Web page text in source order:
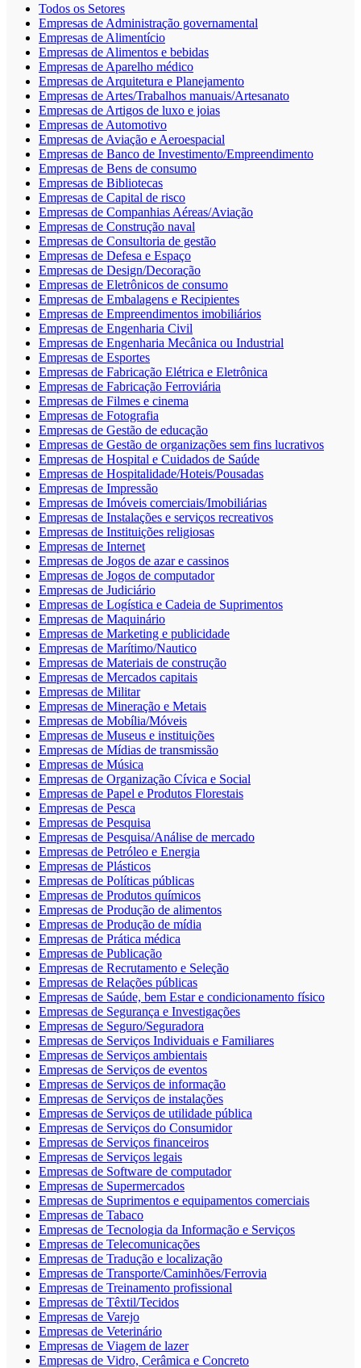
Todos os Setores
Empresas de Administração governamental
Empresas de Alimentício
Empresas de Alimentos e bebidas
Empresas de Aparelho médico
Empresas de Arquitetura e Planejamento
Empresas de Artes/Trabalhos manuais/Artesanato
Empresas de Artigos de luxo e joias
Empresas de Automotivo
Empresas de Aviação e Aeroespacial
Empresas de Banco de Investimento/Empreendimento
Empresas de Bens de consumo
Empresas de Bibliotecas
Empresas de Capital de risco
Empresas de Companhias Aéreas/Aviação
Empresas de Construção naval
Empresas de Consultoria de gestão
Empresas de Defesa e Espaço
Empresas de Design/Decoração
Empresas de Eletrônicos de consumo
Empresas de Embalagens e Recipientes
Empresas de Empreendimentos imobiliários
Empresas de Engenharia Civil
Empresas de Engenharia Mecânica ou Industrial
Empresas de Esportes
Empresas de Fabricação Elétrica e Eletrônica
Empresas de Fabricação Ferroviária
Empresas de Filmes e cinema
Empresas de Fotografia
Empresas de Gestão de educação
Empresas de Gestão de organizações sem fins lucrativos
Empresas de Hospital e Cuidados de Saúde
Empresas de Hospitalidade/Hoteis/Pousadas
Empresas de Impressão
Empresas de Imóveis comerciais/Imobiliárias
Empresas de Instalações e serviços recreativos
Empresas de Instituições religiosas
Empresas de Internet
Empresas de Jogos de azar e cassinos
Empresas de Jogos de computador
Empresas de Judiciário
Empresas de Logística e Cadeia de Suprimentos
Empresas de Maquinário
Empresas de Marketing e publicidade
Empresas de Marítimo/Nautico
Empresas de Materiais de construção
Empresas de Mercados capitais
Empresas de Militar
Empresas de Mineração e Metais
Empresas de Mobília/Móveis
Empresas de Museus e instituições
Empresas de Mídias de transmissão
Empresas de Música
Empresas de Organização Cívica e Social
Empresas de Papel e Produtos Florestais
Empresas de Pesca
Empresas de Pesquisa
Empresas de Pesquisa/Análise de mercado
Empresas de Petróleo e Energia
Empresas de Plásticos
Empresas de Políticas públicas
Empresas de Produtos químicos
Empresas de Produção de alimentos
Empresas de Produção de mídia
Empresas de Prática médica
Empresas de Publicação
Empresas de Recrutamento e Seleção
Empresas de Relações públicas
Empresas de Saúde, bem Estar e condicionamento físico
Empresas de Segurança e Investigações
Empresas de Seguro/Seguradora
Empresas de Serviços Individuais e Familiares
Empresas de Serviços ambientais
Empresas de Serviços de eventos
Empresas de Serviços de informação
Empresas de Serviços de instalações
Empresas de Serviços de utilidade pública
Empresas de Serviços do Consumidor
Empresas de Serviços financeiros
Empresas de Serviços legais
Empresas de Software de computador
Empresas de Supermercados
Empresas de Suprimentos e equipamentos comerciais
Empresas de Tabaco
Empresas de Tecnologia da Informação e Serviços
Empresas de Telecomunicações
Empresas de Tradução e localização
Empresas de Transporte/Caminhões/Ferrovia
Empresas de Treinamento profissional
Empresas de Têxtil/Tecidos
Empresas de Varejo
Empresas de Veterinário
Empresas de Viagem de lazer
Empresas de Vidro, Cerâmica e Concreto